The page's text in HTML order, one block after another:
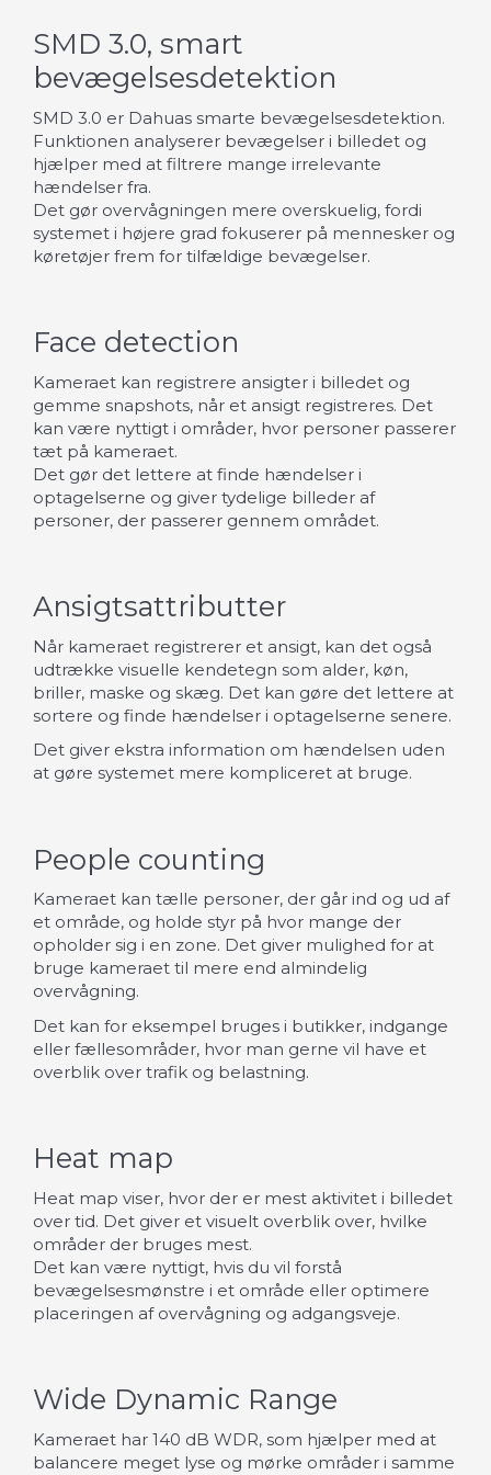
SMD 3.0, smart
bevægelsesdetektion
SMD 3.0 er Dahuas smarte bevægelsesdetektion.
Funktionen analyserer bevægelser i billedet og
hjælper med at filtrere mange irrelevante
hændelser fra.
Det gør overvågningen mere overskuelig, fordi
systemet i højere grad fokuserer på mennesker og
køretøjer frem for tilfældige bevægelser.
Face detection
Kameraet kan registrere ansigter i billedet og
gemme snapshots, når et ansigt registreres. Det
kan være nyttigt i områder, hvor personer passerer
tæt på kameraet.
Det gør det lettere at finde hændelser i
optagelserne og giver tydelige billeder af
personer, der passerer gennem området.
Ansigtsattributter
Når kameraet registrerer et ansigt, kan det også
udtrække visuelle kendetegn som alder, køn,
briller, maske og skæg. Det kan gøre det lettere at
sortere og finde hændelser i optagelserne senere.
Det giver ekstra information om hændelsen uden
at gøre systemet mere kompliceret at bruge.
People counting
Kameraet kan tælle personer, der går ind og ud af
et område, og holde styr på hvor mange der
opholder sig i en zone. Det giver mulighed for at
bruge kameraet til mere end almindelig
overvågning.
Det kan for eksempel bruges i butikker, indgange
eller fællesområder, hvor man gerne vil have et
overblik over trafik og belastning.
Heat map
Heat map viser, hvor der er mest aktivitet i billedet
over tid. Det giver et visuelt overblik over, hvilke
områder der bruges mest.
Det kan være nyttigt, hvis du vil forstå
bevægelsesmønstre i et område eller optimere
placeringen af overvågning og adgangsveje.
Wide Dynamic Range
Kameraet har 140 dB WDR, som hjælper med at
balancere meget lyse og mørke områder i samme